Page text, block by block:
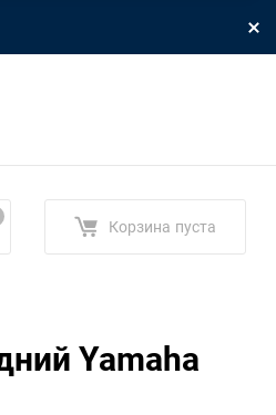
Корзина пуста
Yamaha